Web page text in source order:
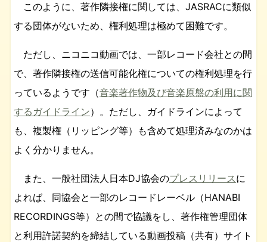
このように、著作隣接権に関しては、JASRACに類似
する団体がないため、権利処理は極めて困難です。
ただし、ニコニコ動画では、一部レコード会社との間
で、著作隣接権の送信可能化権についての権利処理を行
っているようです（音楽著作物及び音楽原盤の利用に関
するガイドライン）。ただし、ガイドラインによって
も、複製権（リッピング等）も含めて処理済みなのかは
よく分かりません。
また、一般社団法人日本DJ協会のプレスリリースに
よれば、同協会と一部のレコードレーベル（HANABI
RECORDINGS等）との間で協議をし、著作権管理団体
と利用許諾契約を締結している動画投稿（共有）サイト